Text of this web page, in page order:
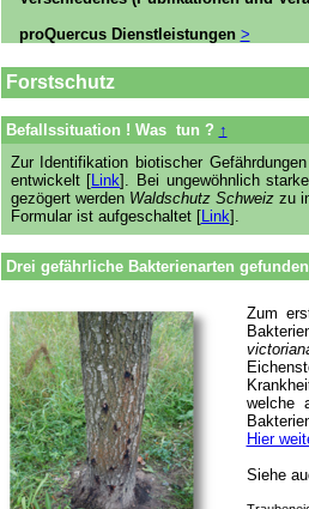
proQuercus Dienstleistungen >
Forstschutz
Befallssituation ! Was tun ? ↑
Zur Identifikation biotischer
entwickelt [Link]. Bei ungewöhnlich
gezögert werden Waldschutz Schweizzu
Formular ist aufgeschaltet [Link].
Drei gefährliche Bakterienarten gefunden
Zum
welche
Hier
Siehe